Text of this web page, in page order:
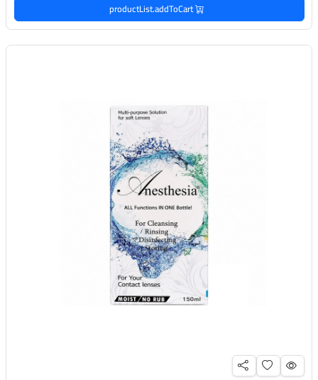
productList.addToCart